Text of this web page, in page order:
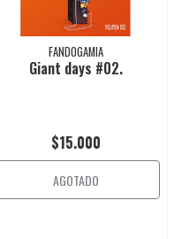
FANDOGAMIA
Giant days #02.
$15.000
AGOTADO